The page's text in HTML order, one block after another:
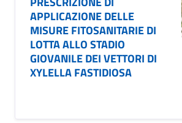
APPLICAZIONE DELLE
MISURE FITOSANITARIE DI
LOTTA ALLO STADIO
GIOVANILE DEI VETTORI DI
XYLELLA FASTIDIOSA